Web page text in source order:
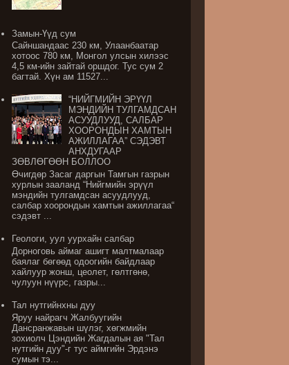
Замын-Үүд сум
Сайншандаас 230 км, Улаанбаатар
хотоос 780 км, Монгол улсын хилээс
4,5 км-ийн зайтай оршдог. Тус сум 2
багтай. Хүн ам 11527...
“НИЙГМИЙН ЭРҮҮЛ
МЭНДИЙН ТУЛГАМДСАН
АСУУДЛУУД, САЛБАР
ХООРОНДЫН ХАМТЫН
АЖИЛЛАГАА” СЭДЭВТ
АНХДУГААР
ЗӨВЛӨГӨӨН БОЛЛОО
Өчигдөр Засаг даргын Тамгын газрын
хурлын зааланд “Нийгмийн эрүүл
мэндийн тулгамдсан асуудлууд,
салбар хоорондын хамтын ажиллагаа“
сэдэвт ...
Геологи, уул уурхайн салбар
Дорноговь аймаг ашигт малтмалаар
баялаг бөгөөд одоогийн байдлаар
хайлуур жонш, цеолет, гөлтгөнө,
чулуун нүүрс, газры...
Тал нутгийнхны дуу
Яруу найрагч Жалбуугийн
Дансранжавын шүлэг, хөгжмийн
зохиолч Цэндийн Жагдалын ая "Тал
нутгийн дуу"-г тус аймгийн Эрдэнэ
сумын тэ...